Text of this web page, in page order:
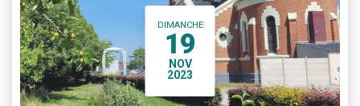
DIMANCHE
19
NOV
2023